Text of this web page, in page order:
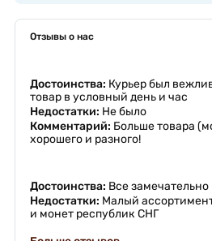
Отзывы о нас
Достоинства: Курьер был
товар в условный день и час
Недостатки: Не было
Комментарий: Больше товара
хорошего и разного!
Достоинства: Все замечательно
Недостатки: Малый
и монет республик СНГ